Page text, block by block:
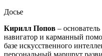
Досье
Кирилл Попов –
навигатор и карманный
базе искусственного
персональный маршрут